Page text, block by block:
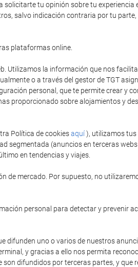
tu opinión sobre tu experiencia
salvo indicación contraria por tu
plataformas online.
Utilizamos la información que nos
o a través del gestor de TGT
personal, que te permite crear y
proporcionado sobre alojamientos y
Política de cookiesaquí), utilizamos
segmentada (anuncios en terceras
en tendencias y viajes.
de mercado. Por supuesto, no
personal para detectar y prevenir
difunden uno o varios de nuestros
y gracias a ello nos permita
difundidos por terceras partes, y que